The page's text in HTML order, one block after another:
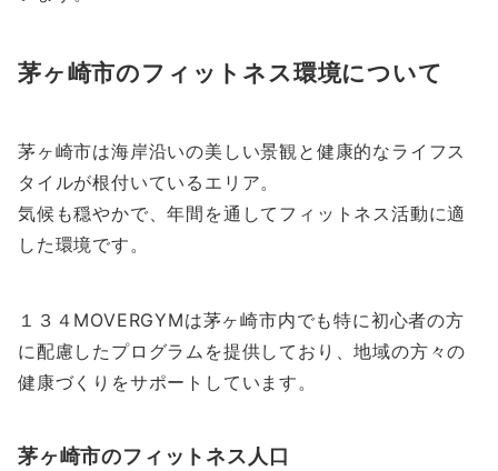
茅ヶ崎市のフィットネス環境について
茅ヶ崎市は海岸沿いの美しい景観と健康的なライフス
タイルが根付いているエリア。
気候も穏やかで、年間を通してフィットネス活動に適
した環境です。
１３４MOVERGYMは茅ヶ崎市内でも特に初心者の方
に配慮したプログラムを提供しており、地域の方々の
健康づくりをサポートしています。
茅ヶ崎市のフィットネス人口